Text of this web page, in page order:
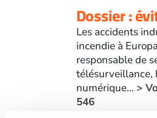
Dossier :
Les accidents
incendie à
responsable de
télésurveillance,
numérique... >
546